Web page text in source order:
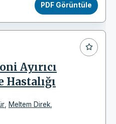
PDF Görüntüle
Ayırıcı
Hastalığı
Meltem Direk